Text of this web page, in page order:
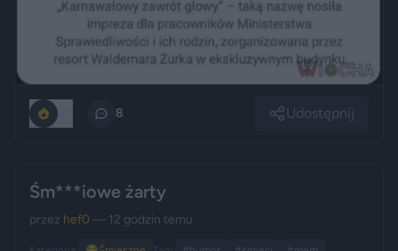
8 Udostępnij
Śm***iowe żarty
przez hef0 — 12 godzin temu